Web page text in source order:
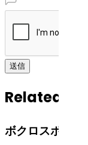
送信
Related APIs
ボクロスポリン